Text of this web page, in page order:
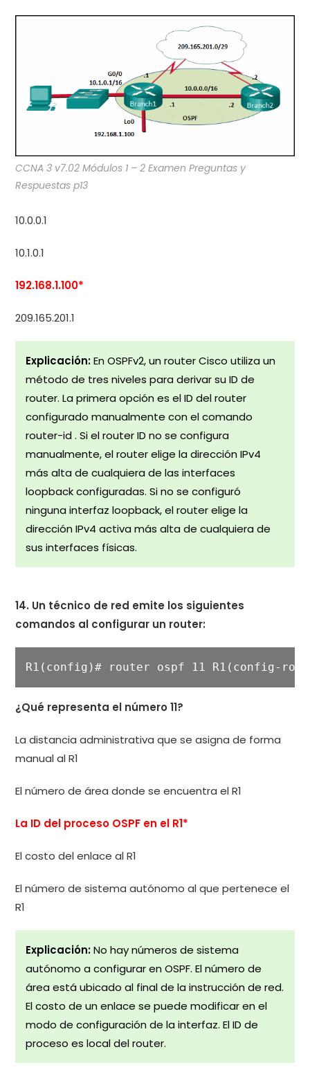
CCNA 3 v7.02 Módulos 1 – 2 Examen Preguntas y
Respuestas p13
10.0.0.1
10.1.0.1
192.168.1.100*
209.165.201.1
Explicación:En OSPFv2, un router Cisco utiliza un
método de tres niveles para derivar su ID de
router. La primera opción es el ID del router
configurado manualmente con el comando
router-id . Si el router ID no se configura
manualmente, el router elige la dirección IPv4
más alta de cualquiera de las interfaces
loopback configuradas. Si no se configuró
ninguna interfaz loopback, el router elige la
dirección IPv4 activa más alta de cualquiera de
sus interfaces físicas.
14. Un técnico de red emite los siguientes
comandos al configurar un router:
R1(config)# router ospf 11 R1(config-
¿Qué representa el número 11?
La distancia administrativa que se asigna de forma
manual al R1
El número de área donde se encuentra el R1
La ID del proceso OSPF en el R1*
El costo del enlace al R1
El número de sistema autónomo al que pertenece el
R1
Explicación:No hay números de sistema
autónomo a configurar en OSPF. El número de
área está ubicado al final de la instrucción de red.
El costo de un enlace se puede modificar en el
modo de configuración de la interfaz. El ID de
proceso es local del router.